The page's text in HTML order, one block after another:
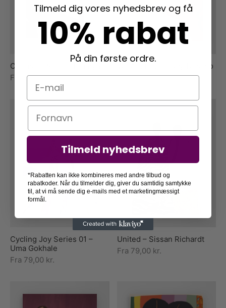
Cherish – Sacrée Frangine
Fra
79,00kr.
We Are Love – Gigi Rosado
Fra 79,00kr.
Cycling Joy Series 01 –
Uma Gokhale
Fra 79,00 kr.
United – Sissan Richardt
Fra 79,00 kr.
Tilmeld dig vores nyhedsbrev og få
10% rabat
På din første ordre.
E-mail
Navn
Tilmeld nyhedsbrev
*Rabatten kan ikke kombineres med andre tilbud og
rabatkoder. Når du tilmelder dig, giver du samtidig samtykke
til, at vi må sende dig e-mails med et marketingmæssigt
formål.